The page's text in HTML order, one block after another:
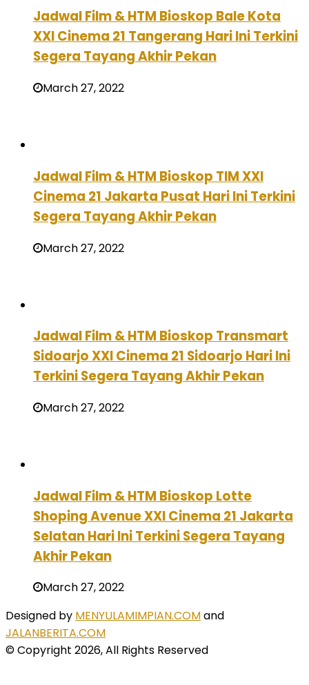
Jadwal Film & HTM Bioskop Bale Kota
XXI Cinema 21 Tangerang Hari Ini Terkini
Segera Tayang Akhir Pekan
March 27, 2022
Jadwal Film & HTM Bioskop TIM XXI
Cinema 21 Jakarta Pusat Hari Ini Terkini
Segera Tayang Akhir Pekan
March 27, 2022
Jadwal Film & HTM Bioskop Transmart
Sidoarjo XXI Cinema 21 Sidoarjo Hari Ini
Terkini Segera Tayang Akhir Pekan
March 27, 2022
Jadwal Film & HTM Bioskop Lotte
Shoping Avenue XXI Cinema 21 Jakarta
Selatan Hari Ini Terkini Segera Tayang
Akhir Pekan
March 27, 2022
Designed by MENYULAMIMPIAN.COMand
JALANBERITA.COM
© Copyright 2026, All Rights Reserved